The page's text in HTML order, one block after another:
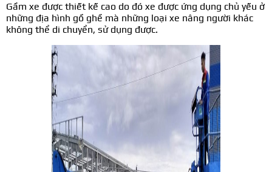
Gầm xe được thiết kế cao do đó xe được ứng dụng chủ yếu ở
những địa hình gồ ghề mà những loại xe nâng người khác
không thể di chuyển, sử dụng được.